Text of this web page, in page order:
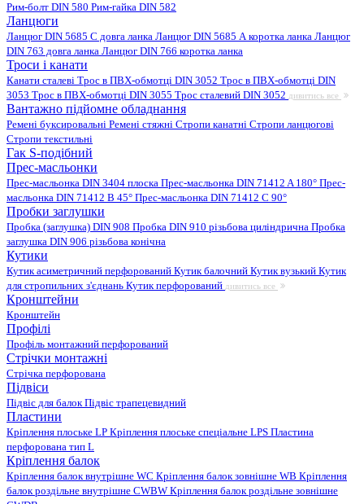
Рим-болт DIN 580 Рим-гайка DIN 582
Ланцюги
Ланцюг DIN 5685 C довга ланка Ланцюг DIN 5685 А коротка ланка Ланцюг
DIN 763 довга ланка Ланцюг DIN 766 коротка ланка
Троси і канати
Канати сталеві Трос в ПВХ-обмотці DIN 3052 Трос в ПВХ-обмотці DIN
3053 Трос в ПВХ-обмотці DIN 3055 Трос сталевий DIN 3052 дивитись все
Вантажно підйомне обладнання
Ремені буксировальні Ремені стяжні Стропи канатні Стропи ланцюгові
Стропи текстильні
Гак S-подібний
Прес-масльонки
Прес-масльонка DIN 3404 плоска Прес-масльонка DIN 71412 A 180° Прес-
масльонка DIN 71412 B 45° Прес-масльонка DIN 71412 C 90°
Пробки заглушки
Пробка (заглушка) DIN 908 Пробка DIN 910 різьбова циліндрична Пробка
заглушка DIN 906 різьбова конічна
Кутики
Кутик асиметричний перфорований Кутик балочний Кутик вузький Кутик
для стропильних з'єднань Кутик перфорований дивитись все
Кронштейни
Кронштейн
Профілі
Профіль монтажний перфорований
Стрічки монтажні
Стрічка перфорована
Підвіси
Підвіс для балокПідвіс трапецевидний
Пластини
Кріплення плоське LP Кріплення плоське спеціальне LPS Пластина
перфорована тип L
Кріплення балок
Кріплення балок внутрішне WC Кріплення балок зовнішне WB Кріплення
балок роздільне внутрішне CWBW Кріплення балок роздільне зовнішне